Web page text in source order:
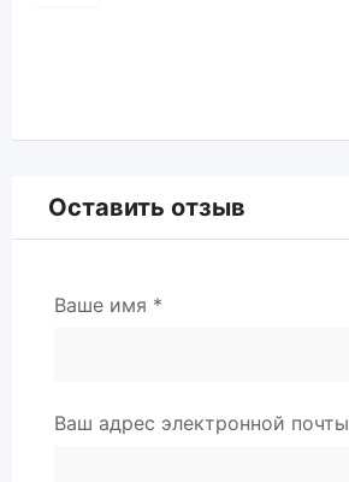
Оставить отзыв
Ваше имя *
Ваш адрес электронной почты